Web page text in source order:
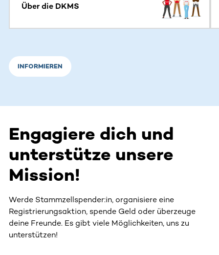
Über die DKMS
INFORMIEREN
Engagiere dich und
unterstütze unsere
Mission!
Werde Stammzellspender:in, organisiere eine
Registrierungsaktion, spende Geld oder überzeuge
deine Freunde. Es gibt viele Möglichkeiten, uns zu
unterstützen!